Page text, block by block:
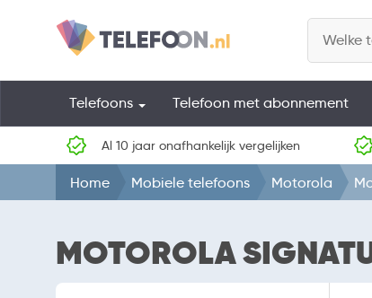
Telefoons Telefoon met abonnement
Al 10 jaar onafhankelijk vergelijken
Home Mobiele telefoons Motorola
MOTOROLA